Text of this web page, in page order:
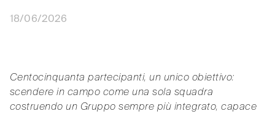
18/06/2026
Centocinquanta partecipanti, un unico obiettivo:
scendere in campo come una sola squadra
costruendo un Gruppo sempre più integrato, capace